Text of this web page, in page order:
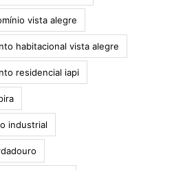
vista alegre
habitacional vista alegre
residencial iapi
industrial